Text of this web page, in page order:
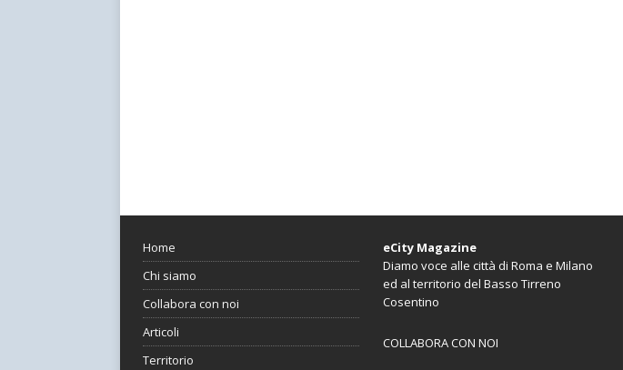
Home
Chi siamo
Collabora con noi
Articoli
Territorio
eCity Magazine
Diamo voce alle città di Roma e Milano
ed al territorio del Basso Tirreno
Cosentino
COLLABORA CON NOI